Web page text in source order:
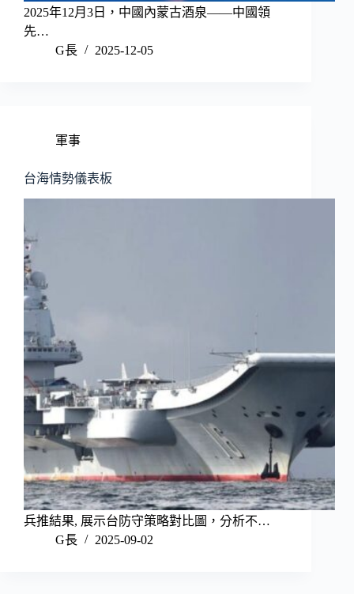
2025年12月3日，中國內蒙古酒泉——中國領
先…
G長
2025-12-05
軍事
台海情勢儀表板
兵推結果, 展示台防守策略對比圖，分析不…
G長
2025-09-02